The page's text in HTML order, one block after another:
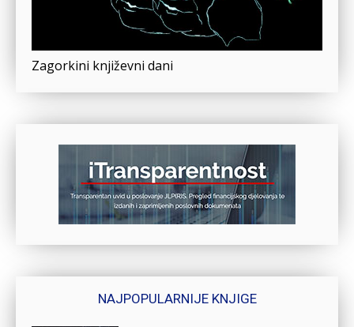
Zagorkini književni dani
NAJPOPULARNIJE KNJIGE